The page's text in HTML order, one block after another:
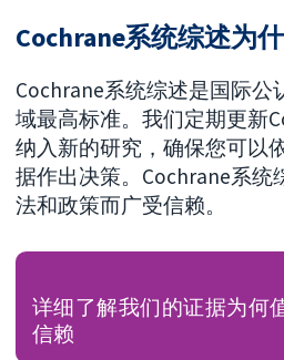
Cochrane系统综述为
Cochrane系统综述是国际公
域最高标准。我们定期更新
纳入新的研究，确保您可以
据作出决策。Cochrane系统
法和政策而广受信赖。
详细了解我们的证据为何
信赖